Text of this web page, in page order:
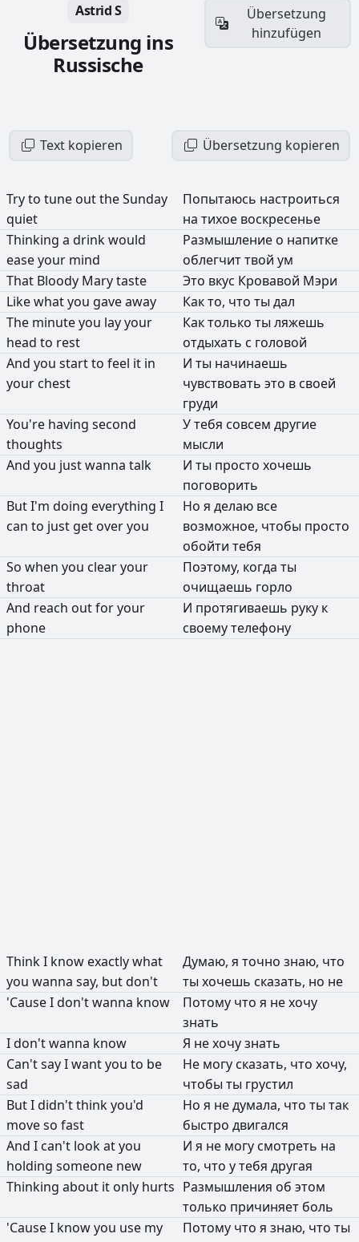
Astrid S
Übersetzung ins
Russische
Übersetzung
hinzufügen
Text kopieren Übersetzung kopieren
Tryto tune outtheSunday
quiet
Попытаюсь настроиться
на тихое воскресенье
Thinking a drinkwould
easeyour mind
Размышление о напитке
облегчиттвой ум
That Bloody Marytaste Это вкус Кровавой Мэри
Likewhatyou gaveaway Както, что ты дал
The minuteyou layyour
head to rest
Кактолько ты ляжешь
отдыхать с головой
And you startto feel it in
your chest
И ты начинаешь
чувствовать это в своей
груди
You're having second
thoughts
Утебя совсем другие
мысли
And you justwanna talk И ты просто хочешь
поговорить
ButI'm doing everything I
can to just get overyou
Но я делаю все
возможное, чтобы просто
обойти тебя
So when you clearyour
throat
Поэтому, когда ты
очищаешь горло
And reach outforyour
phone
И протягиваешь руку к
своемутелефону
ThinkI know exactlywhat
you wanna say, butdon't
Думаю, я точно знаю, что
ты хочешь сказать, но не
'CauseIdon'twanna know Потому что я нехочу
знать
Idon'twanna know Я нехочузнать
Can'tsayIwantyou to be
sad
Не могу сказать, что хочу,
чтобы ты грустил
ButIdidn'tthinkyou'd
moveso fast
Но я недумала, что ты так
быстро двигался
And I can't lookatyou
holding someone new
И я не могу смотреть на
то, что утебя другая
Thinking about it only hurts Размышления об этом
только причиняет боль
'CauseI knowyou use my
Потому что я знаю, что ты